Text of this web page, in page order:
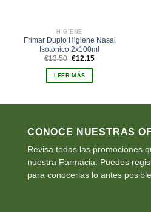
HIGIENE
Frimar Duplo Higiene Nasal
Isotónico 2x100ml
€13.50 El
original
era:
€13.50.
€12.15El
LEER MÁS
CONOCE NUESTRAS
Revisa todas las promociones
nuestra Farmacia. Puedes
para conocerlas lo antes